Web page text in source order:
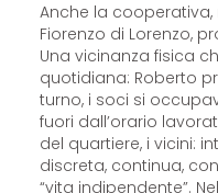
Anche la
Fiorenzo di Lorenzo,
Una vicinanza fisica
quotidiana: Roberto
turno, i soci si
fuori dall’orario
del quartiere, i vicini:
discreta, continua,
“vita indipendente”.